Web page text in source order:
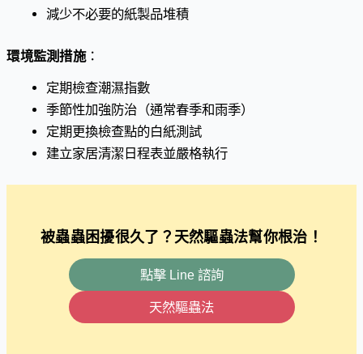
減少不必要的紙製品堆積
環境監測措施：
定期檢查潮濕指數
季節性加強防治（通常春季和雨季）
定期更換檢查點的白紙測試
建立家居清潔日程表並嚴格執行
被蟲蟲困擾很久了？天然驅蟲法幫你根治！
點擊 Line 諮詢
天然驅蟲法